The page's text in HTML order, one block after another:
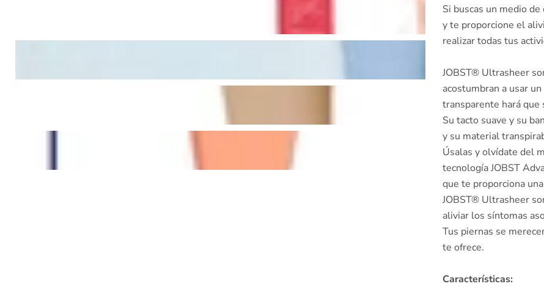
Si buscas un medio
y te proporcione el
realizar todas tus
JOBST® Ultrasheer
acostumbran a usar
transparente hará que
Su tacto suave y su
y su material
Úsalas y olvídate del
tecnología JOBST
que te proporciona
JOBST® Ultrasheer
aliviar los síntomas
Tus piernas se
te ofrece.
Características: